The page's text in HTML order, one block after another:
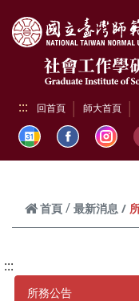
::: 回首頁 師大首頁
首頁 最新消息
:::
所務公告